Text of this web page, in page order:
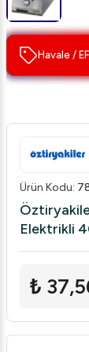
Havale /
Ürün Kodu:
Elektrikli
₺